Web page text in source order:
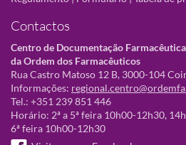
Contactos
Centro de Documentação Farmacêutica
da Ordem dos Farmacêuticos
Rua Castro Matoso 12 B, 3000-104
Informações:
Tel.: +351 239 851 446
Horário: 2ª a 5ª feira 10h00-12h30,
6ª feira 10h00-12h30